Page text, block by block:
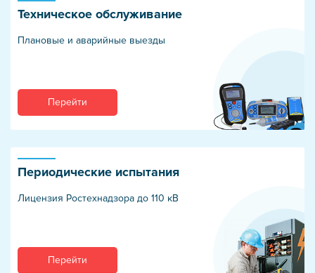
Техническое обслуживание
Плановые и аварийные выезды
Перейти
Периодические испытания
Лицензия Ростехнадзора до 110 кВ
Перейти